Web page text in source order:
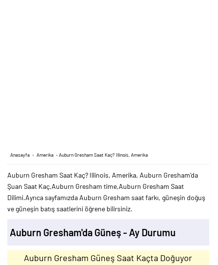
Anasayfa › Amerika › Auburn Gresham Saat Kaç? Illinois, Amerika
Auburn Gresham Saat Kaç? Illinois, Amerika, Auburn Gresham'da
Şuan Saat Kaç,Auburn Gresham time,Auburn Gresham Saat
Dilimi.Ayrıca sayfamızda Auburn Gresham saat farkı, güneşin doğuş
ve güneşin batış saatlerini öğrene bilirsiniz.
Auburn Gresham'da Güneş - Ay Durumu
Auburn Gresham Güneş Saat Kaçta Doğuyor